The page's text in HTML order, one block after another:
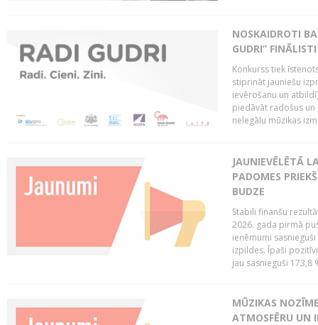
NOSKAIDROTI
GUDRI” FINĀLISTI
Konkurss tiek
stiprināt jauniešu
ievērošanu un
piedāvāt radošus
nelegālu mūzikas
JAUNIEVĒLĒTĀ
PADOMES
BUDZE
Stabili finanšu
2026. gada pirmā
ieņēmumi
izpildes. Īpaši
jau sasnieguši 173,8
MŪZIKAS
ATMOSFĒRU UN